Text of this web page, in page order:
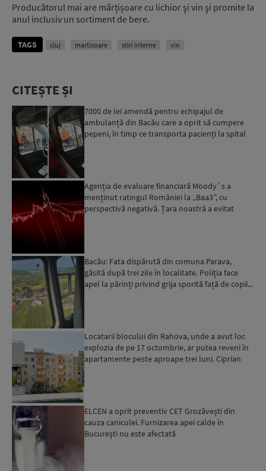
Producătorul mai are mărțișoare cu lichior şi vin şi promite la
anul inclusiv un sortiment de bere.
TAGS cluj martisoare stiri interne vin
CITEȘTE ȘI
7000 de lei amendă pentru echipajul de
ambulanță din Bacău care a oprit să cumpere
pepeni, în timp ce transporta pacienți la spital
Agenția de evaluare financiară Moody`s a
menținut ratingul României la „Baa3”, cu
perspectivă negativă. Țara noastră a evitat
Bacău: Fata dispărută din comuna Parava,
găsită după trei zile în localitate. Poliția face
apel la părinți privind grija sporită față de copii...
Locatarii blocului din Rahova, unde a avut loc
explozia de pe 17 octombrie, ar putea reveni în
apartamente peste aproape trei luni. Ciprian
ELCEN a oprit preventiv CET Grozăvești din
cauza caniculei. Furnizarea apei calde în
Bucureşti nu este afectată